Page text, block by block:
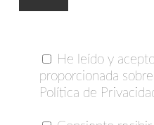
He leído y
proporcionada
Política de